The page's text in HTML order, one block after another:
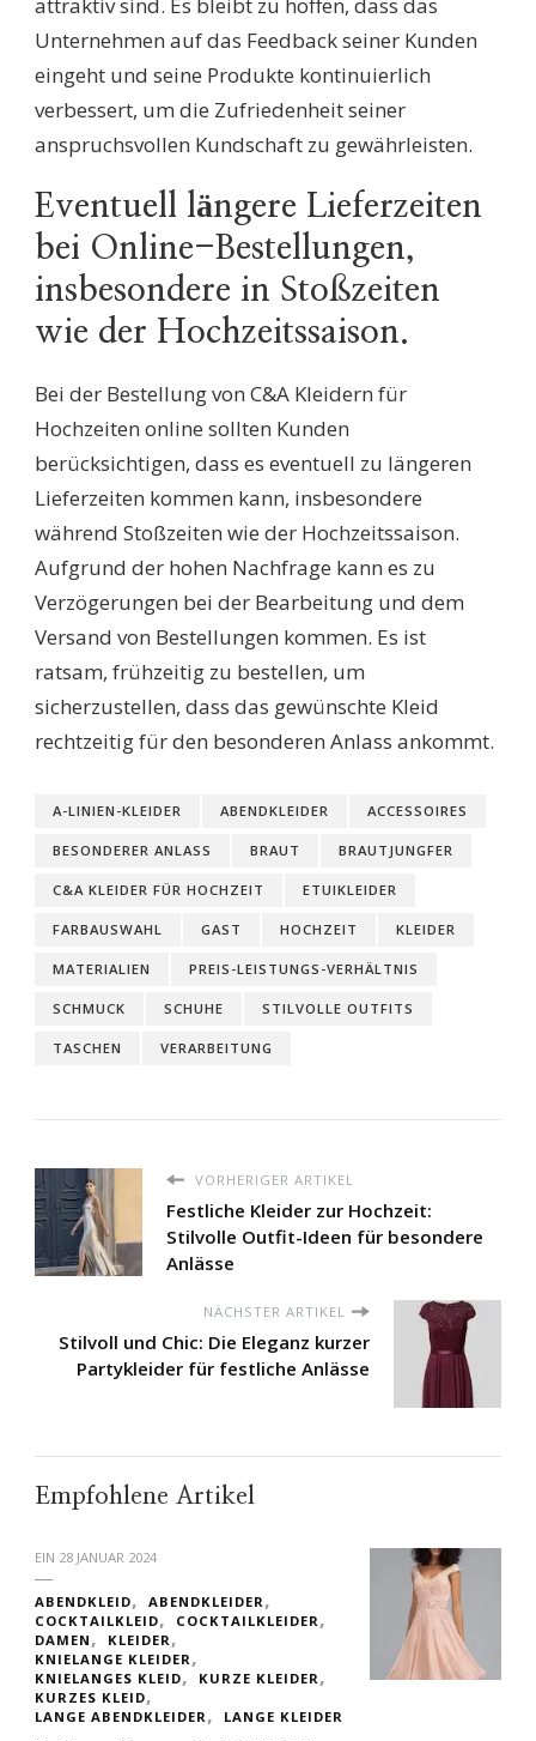
attraktiv sind. Es bleibt zu hoffen, dass das
Unternehmen auf das Feedback seiner Kunden
eingeht und seine Produkte kontinuierlich
verbessert, um die Zufriedenheit seiner
anspruchsvollen Kundschaft zu gewährleisten.
Eventuell längere Lieferzeiten
bei Online-Bestellungen,
insbesondere in Stoßzeiten
wie der Hochzeitssaison.
Bei der Bestellung von C&A Kleidern für
Hochzeiten online sollten Kunden
berücksichtigen, dass es eventuell zu längeren
Lieferzeiten kommen kann, insbesondere
während Stoßzeiten wie der Hochzeitssaison.
Aufgrund der hohen Nachfrage kann es zu
Verzögerungen bei der Bearbeitung und dem
Versand von Bestellungen kommen. Es ist
ratsam, frühzeitig zu bestellen, um
sicherzustellen, dass das gewünschte Kleid
rechtzeitig für den besonderen Anlass ankommt.
A-LINIEN-KLEIDER ABENDKLEIDER ACCESSOIRES
BESONDERER ANLASS BRAUT BRAUTJUNGFER
C&A KLEIDER FÜR HOCHZEIT ETUIKLEIDER
FARBAUSWAHL GAST HOCHZEIT KLEIDER
MATERIALIEN PREIS-LEISTUNGS-VERHÄLTNIS
SCHMUCK SCHUHE STILVOLLE OUTFITS
TASCHEN VERARBEITUNG
VORHERIGER ARTIKEL
Festliche Kleider zur Hochzeit:
Stilvolle Outfit-Ideen für besondere
Anlässe
NÄCHSTER ARTIKEL
Stilvoll und Chic: Die Eleganz kurzer
Partykleider für festliche Anlässe
Empfohlene Artikel
EIN 28 JANUAR 2024
ABENDKLEID
ABENDKLEIDER
COCKTAILKLEID
COCKTAILKLEIDER
DAMEN
KLEIDER
KNIELANGE KLEIDER
KNIELANGES KLEID
KURZE KLEIDER
KURZES KLEID
LANGE ABENDKLEIDER
LANGE KLEIDER